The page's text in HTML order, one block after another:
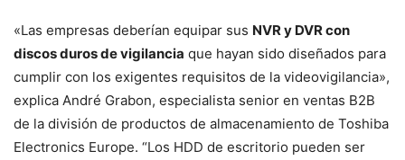
«Las empresas deberían equipar sus NVR y DVR con
discos duros de vigilancia que hayan sido diseñados para
cumplir con los exigentes requisitos de la videovigilancia»,
explica André Grabon, especialista senior en ventas B2B
de la división de productos de almacenamiento de Toshiba
Electronics Europe. “Los HDD de escritorio pueden ser